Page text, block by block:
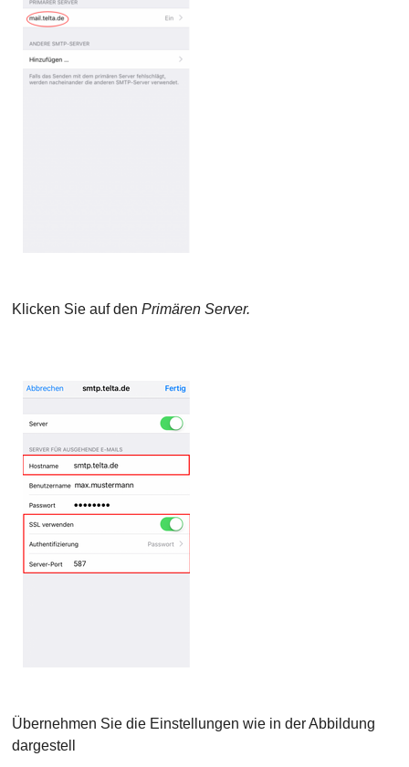
Klicken Sie auf den Primären Server.
Übernehmen Sie die Einstellungen wie in der Abbildung
dargestell